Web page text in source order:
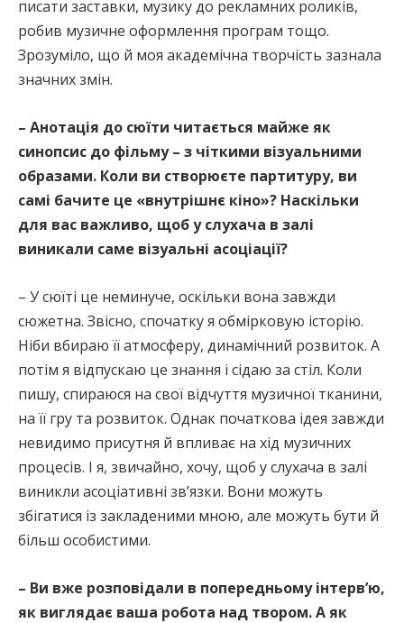
писати заставки, музику до рекламних роликів,
робив музичне оформлення програм тощо.
Зрозуміло, що й моя академічна творчість зазнала
значних змін.
– Анотація до сюїти читається майже як
синопсис до фільму – з чіткими візуальними
образами. Коли ви створюєте партитуру, ви
самі бачите це «внутрішнє кіно»? Наскільки
для вас важливо, щоб у слухача в залі
виникали саме візуальні асоціації?
– У сюїті це неминуче, оскільки вона завжди
сюжетна. Звісно, спочатку я обмірковую історію.
Ніби вбираю її атмосферу, динамічний розвиток. А
потім я відпускаю це знання і сідаю за стіл. Коли
пишу, спираюся на свої відчуття музичної тканини,
на її гру та розвиток. Однак початкова ідея завжди
невидимо присутня й впливає на хід музичних
процесів. І я, звичайно, хочу, щоб у слухача в залі
виникли асоціативні зв’язки. Вони можуть
збігатися із закладеними мною, але можуть бути й
більш особистими.
– Ви вже розповідали в попередньому інтерв’ю,
як виглядає ваша робота над твором. А як